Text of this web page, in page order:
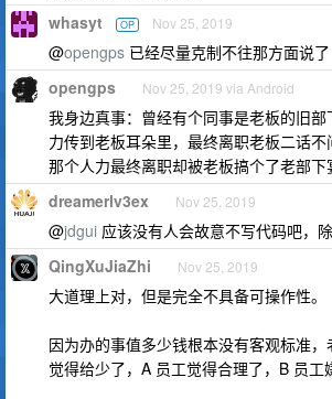
whasyt OP Nov 25, 2019
@opengps 已经尽量克制不往那方面说了
opengps Nov 25, 2019 via Android
我身边真事：曾经有个同事是老板的旧
力传到老板耳朵里，最终离职老板二话不
那个人力最终离职却被老板搞个了老部下
dreamerlv3ex Nov 25, 2019
@jdgui 应该没有人会故意不写代码吧，除
QingXuJiaZhi Nov 25, 2019
大道理上对，但是完全不具备可操作性。
因为办的事值多少钱根本没有客观标准
觉得给少了，A 员工觉得合理了，B 员